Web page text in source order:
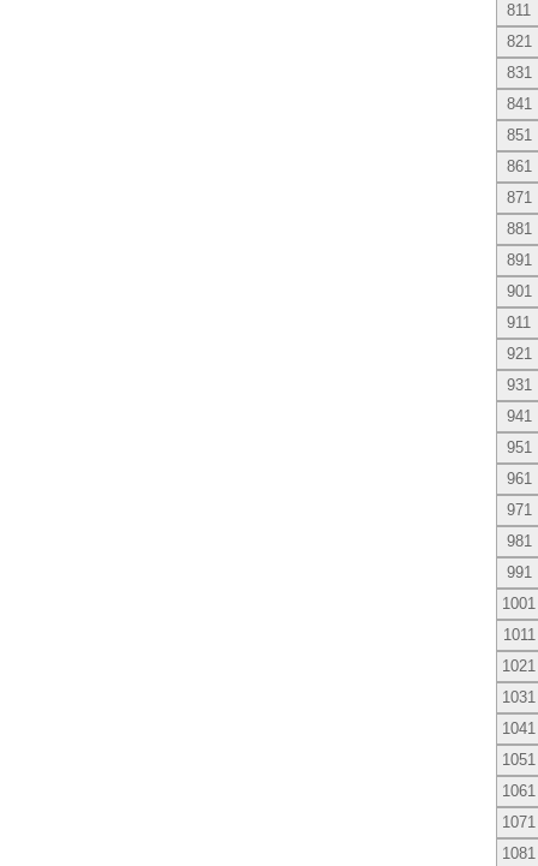
811
821
831
841
851
861
871
881
891
901
911
921
931
941
951
961
971
981
991
1001
1011
1021
1031
1041
1051
1061
1071
1081